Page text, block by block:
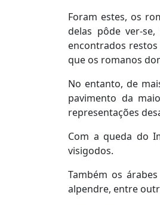
Foram estes, os
delas pôde ver-
encontrados
que os romanos
No entanto, de
pavimento da
representações
Com a queda do
visigodos.
Também os
alpendre, entre